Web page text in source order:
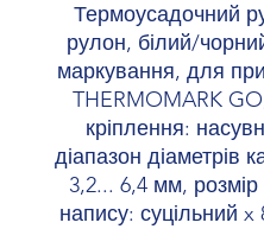
Термоусадочний
рулон, білий/
маркування, для
THERMOMARK
кріплення:
діапазон діаметрів
3,2... 6,4 мм,
напису: суцільний